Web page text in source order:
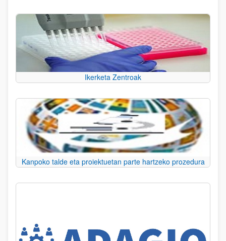
Ikerketa Zentroak
Kanpoko talde eta proiektuetan parte hartzeko prozedura